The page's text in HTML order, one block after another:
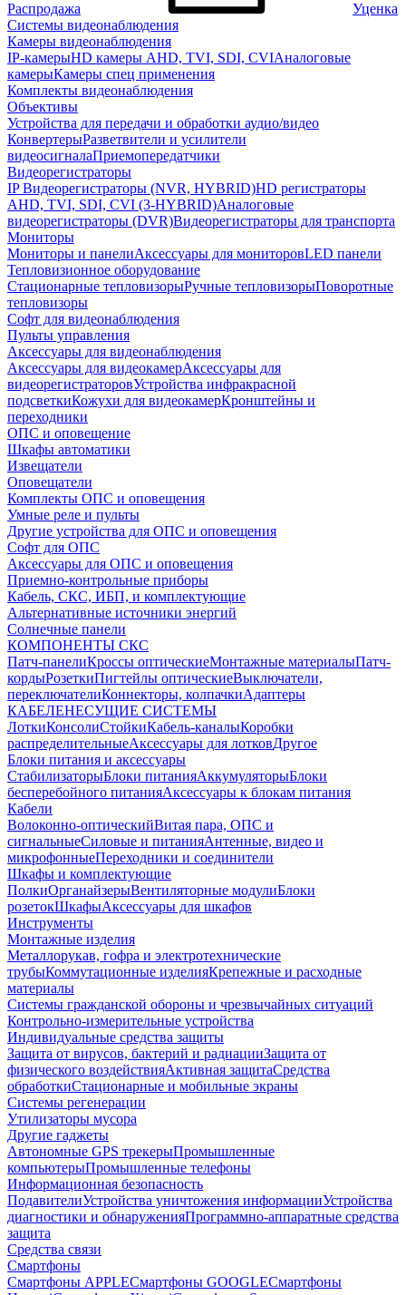
Распродажа
Уценка
Системы видеонаблюдения
Камеры видеонаблюдения
IP-камерыHD камеры AHD, TVI, SDI, CVIАналоговые
камерыКамеры спец применения
Комплекты видеонаблюдения
Объективы
Устройства для передачи и обработки аудио/видео
КонвертерыРазветвители и усилители
видеосигналаПриемопередатчики
Видеорегистраторы
IP Видеорегистраторы (NVR, HYBRID)HD регистраторы
AHD, TVI, SDI, CVI (3-HYBRID)Аналоговые
видеорегистраторы (DVR)Видеорегистраторы для транспорта
Мониторы
Мониторы и панелиАксессуары для мониторовLED панели
Тепловизионное оборудование
Стационарные тепловизорыРучные тепловизорыПоворотные
тепловизоры
Софт для видеонаблюдения
Пульты управления
Аксессуары для видеонаблюдения
Аксессуары для видеокамерАксессуары для
видеорегистраторовУстройства инфракрасной
подсветкиКожухи для видеокамерКронштейны и
переходники
ОПС и оповещение
Шкафы автоматики
Извещатели
Оповещатели
Комплекты ОПС и оповещения
Умные реле и пульты
Другие устройства для ОПС и оповещения
Софт для ОПС
Аксессуары для ОПС и оповещения
Приемно-контрольные приборы
Кабель, СКС, ИБП, и комплектующие
Альтернативные источники энергий
Солнечные панели
КОМПОНЕНТЫ СКС
Патч-панелиКроссы оптическиеМонтажные материалыПатч-
кордыРозеткиПигтейлы оптическиеВыключатели,
переключателиКоннекторы, колпачкиАдаптеры
КАБЕЛЕНЕСУЩИЕ СИСТЕМЫ
ЛоткиКонсолиСтойкиКабель-каналыКоробки
распределительныеАксессуары для лотковДругое
Блоки питания и аксессуары
СтабилизаторыБлоки питанияАккумуляторыБлоки
бесперебойного питанияАксессуары к блокам питания
Кабели
Волоконно-оптическийВитая пара, ОПС и
сигнальныеСиловые и питанияАнтенные, видео и
микрофонныеПереходники и соединители
Шкафы и комплектующие
ПолкиОрганайзерыВентиляторные модулиБлоки
розетокШкафыАксессуары для шкафов
Инструменты
Монтажные изделия
Металлорукав, гофра и электротехнические
трубыКоммутационные изделияКрепежные и расходные
материалы
Системы гражданской обороны и чрезвычайных ситуаций
Контрольно-измерительные устройства
Индивидуальные средства защиты
Защита от вирусов, бактерий и радиацииЗащита от
физического воздействияАктивная защитаСредства
обработкиСтационарные и мобильные экраны
Системы регенерации
Утилизаторы мусора
Другие гаджеты
Автономные GPS трекерыПромышленные
компьютерыПромышленные телефоны
Информационная безопасность
ПодавителиУстройства уничтожения информацииУстройства
диагностики и обнаруженияПрограммно-аппаратные средства
защита
Средства связи
Смартфоны
Смартфоны APPLEСмартфоны GOOGLEСмартфоны